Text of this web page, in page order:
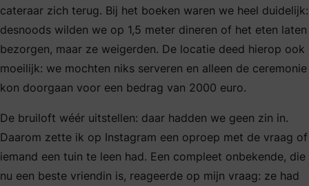
cateraar zich terug. Bij het boeken waren we heel duidelijk:
desnoods wilden we op 1,5 meter dineren of het eten laten
bezorgen, maar ze weigerden. De locatie deed hierop ook
moeilijk: we mochten niks serveren en alleen de ceremonie
kon doorgaan voor een bedrag van 2000 euro.
De bruiloft wéér uitstellen: daar hadden we geen zin in.
Daarom zette ik op Instagram een oproep met de vraag of
iemand een tuin te leen had. Een compleet onbekende, die
nu een beste vriendin is, reageerde op mijn vraag: ze had